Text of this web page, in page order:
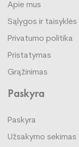
Apie mus
Sąlygos ir taisyklės
Privatumo politika
Pristatymas
Grąžinimas
Paskyra
Paskyra
Užsakymo sekimas